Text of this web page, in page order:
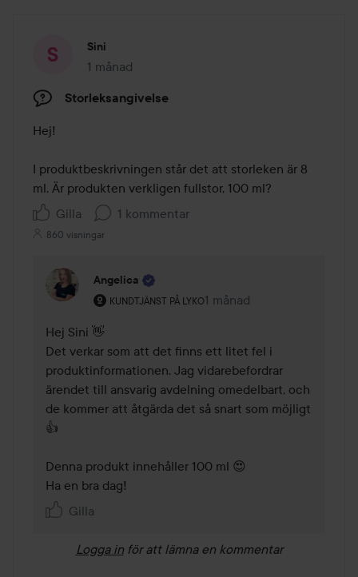
Sini
1 månad
Inlägget skapades 1 månad
Storleksangivelse
Hej!
I produktbeskrivningen står det att storleken är 8
ml. Är produkten verkligen fullstor, 100 ml?
Gilla
1 kommentar
860 visningar
Angelica
KUNDTJÄNST PÅ LYKO
Användarens roll: Kundtjänst på Lyko.
1 månad
Kommentaren lades 1
Hej Sini 👋
Det verkar som att det finns ett litet fel i
produktinformationen. Jag vidarebefordrar
ärendet till ansvarig avdelning omedelbart, och
de kommer att åtgärda det så snart som möjligt
👍
Denna produkt innehåller 100 ml 😍
Ha en bra dag!
Gilla
Logga in för att lämna en kommentar